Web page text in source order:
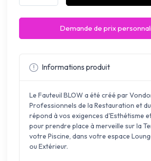
Demande de prix
Informations produit
Le Fauteuil BLOW a été créé par
Professionnels de la Restauration et du
répond à vos exigences d'Esthétisme
pour prendre place à merveille sur la
votre Piscine, dans votre espace
ou Extérieur.